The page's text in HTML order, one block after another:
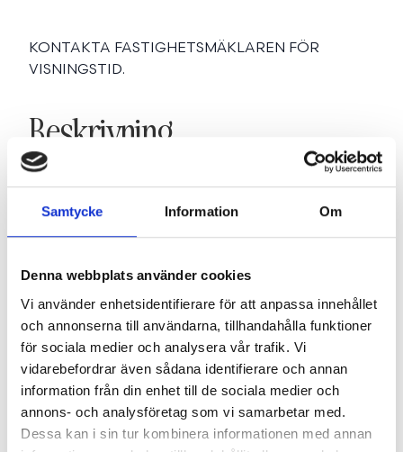
Samtycke Information Om
Denna webbplats använder cookies
Vi använder enhetsidentifierare för att anpassa innehållet
och annonserna till användarna, tillhandahålla funktioner
för sociala medier och analysera vår trafik. Vi
vidarebefordrar även sådana identifierare och annan
information från din enhet till de sociala medier och
annons- och analysföretag som vi samarbetar med.
Dessa kan i sin tur kombinera informationen med annan
KONTAKTA FASTIGHETSMÄKLAREN FÖR
VISNINGSTID.
Beskrivning
Fakta
SE FAKTA
Föreningen